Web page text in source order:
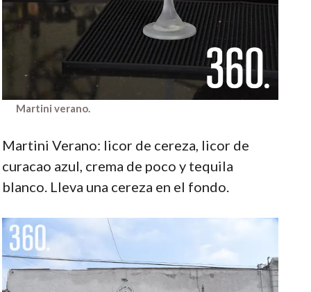
Martini verano.
Martini Verano: licor de cereza, licor de
curacao azul, crema de poco y tequila
blanco. Lleva una cereza en el fondo.